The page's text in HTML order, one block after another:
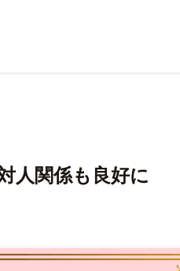
人関係も良好に